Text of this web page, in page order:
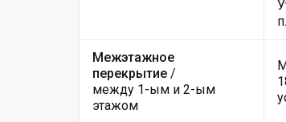
Межэтажное
перекрытие /
между 1-ым и 2-ым
этажом